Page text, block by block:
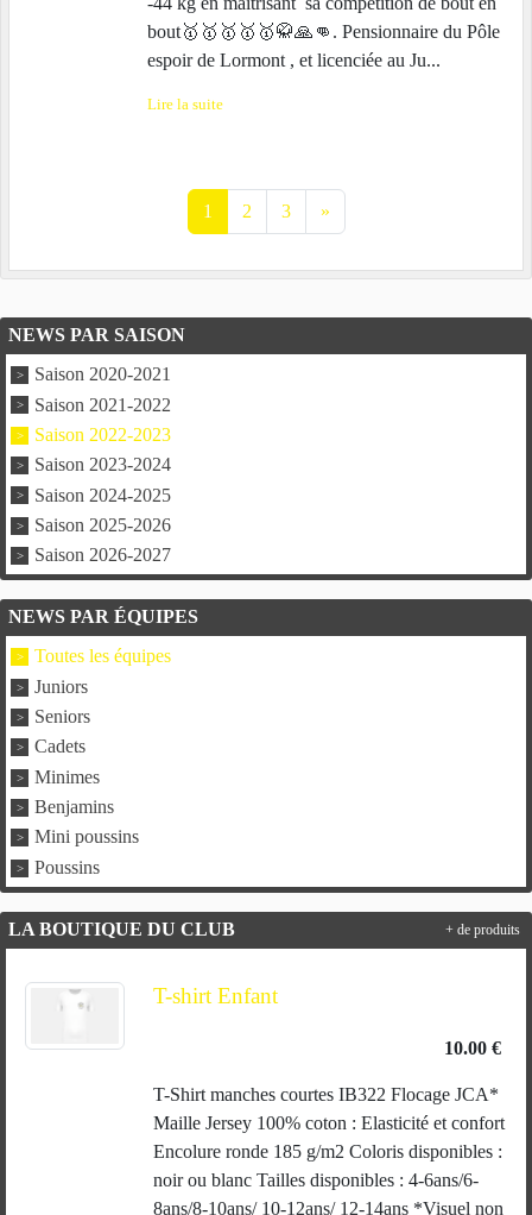
bout🥇🥇🥇🥇🥇🥋🙏👊. Pensionnaire du Pôle
espoir de Lormont , et licenciée au Ju...
Lire la suite
1 2 3 »
NEWS PAR SAISON
Saison 2020-2021
Saison 2021-2022
Saison 2022-2023
Saison 2023-2024
Saison 2024-2025
Saison 2025-2026
Saison 2026-2027
NEWS PAR ÉQUIPES
Toutes les équipes
Juniors
Seniors
Cadets
Minimes
Benjamins
Mini poussins
Poussins
LA BOUTIQUE DU CLUB
T-shirt Enfant
10.00 €
T-Shirt manches courtes IB322 Flocage JCA*
Maille Jersey 100% coton : Elasticité et confort
Encolure ronde 185 g/m2 Coloris disponibles :
noir ou blanc Tailles disponibles : 4-6ans/6-
8ans/8-10ans/ 10-12ans/ 12-14ans *Visuel non
+ de produits